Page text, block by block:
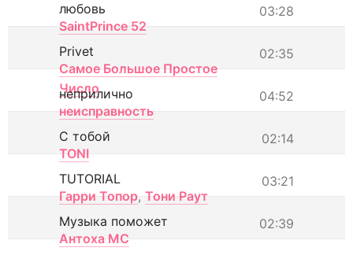
03:28
любовь
SaintPrince 52
02:35
Privet
Самое Большое Простое
Число
04:52
неприлично
неисправность
02:14
С тобой
TONI
03:21
TUTORIAL
Гарри Топор, Тони Раут
02:39
Музыка поможет
Антоха МС